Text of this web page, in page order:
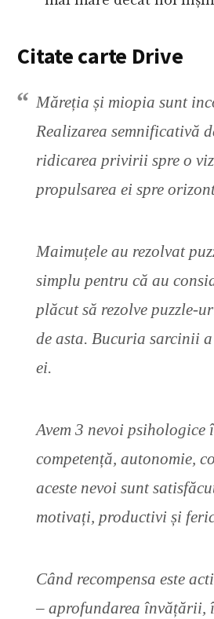
Citate carte Drive
Măreția și miopia sunt
Realizarea semnificativă
ridicarea privirii spre o
propulsarea ei spre
Maimuțele au rezolvat
simplu pentru că au
plăcut să rezolve puzzle-
de asta. Bucuria sarcinii
ei.
Avem 3 nevoi psihologice
competență, autonomie,
aceste nevoi sunt
motivați, productivi și
Când recompensa este
– aprofundarea învățării,